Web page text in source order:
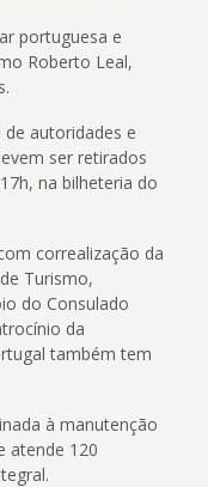
portuguesa e
Roberto Leal,
autoridades e
ser retirados
na bilheteria do
correalização da
Turismo,
do Consulado
da
também tem
à manutenção
atende 120